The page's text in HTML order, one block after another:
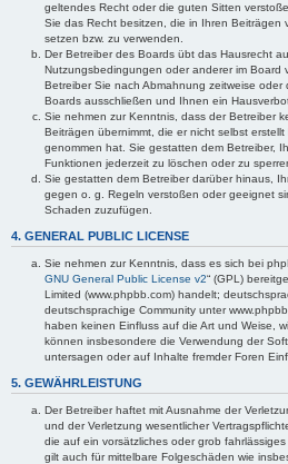
geltendes Recht oder die guten Sitten
Sie das Recht besitzen, die in Ihren Beiträgen
setzen bzw. zu verwenden.
Der Betreiber des Boards übt das Hausrecht
Nutzungsbedingungen oder anderer im Board
Betreiber Sie nach Abmahnung zeitweise
Boards ausschließen und Ihnen ein
Sie nehmen zur Kenntnis, dass der Betreiber
Beiträgen übernimmt, die er nicht selbst
genommen hat. Sie gestatten dem Betreiber,
Funktionen jederzeit zu löschen oder zu
Sie gestatten dem Betreiber darüber hinaus,
gegen o. g. Regeln verstoßen oder geeignet
Schaden zuzufügen.
4. GENERAL PUBLIC LICENSE
Sie nehmen zur Kenntnis, dass es sich bei
GNU General Public License v2“ (GPL)
Limited (www.phpbb.com) handelt;
deutschsprachige Community unter
haben keinen Einfluss auf die Art und Weise,
können insbesondere die Verwendung der
untersagen oder auf Inhalte fremder Foren
5. GEWÄHRLEISTUNG
Der Betreiber haftet mit Ausnahme der
und der Verletzung wesentlicher
die auf ein vorsätzliches oder grob
gilt auch für mittelbare Folgeschäden wie